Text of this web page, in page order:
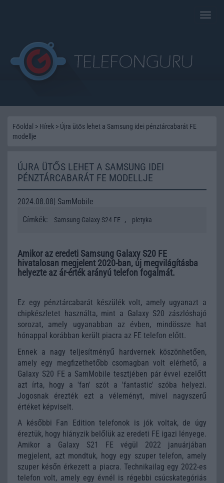
Toggle
Főoldal > Hírek > Újra ütős lehet a Samsung idei pénztárcabarát FE
modellje
ÚJRA ÜTŐS LEHET A SAMSUNG IDEI
PÉNZTÁRCABARÁT FE MODELLJE
2024.08.08| SamMobile
Címkék:
Samsung Galaxy S24 FE , pletyka
Amikor az eredeti Samsung Galaxy S20 FE
hivatalosan megjelent 2020-ban, új megvilágításba
helyezte az ár-érték arányú telefon fogalmát.
Ez egy pénztárcabarát készülék volt, amely ugyanazt a
chipkészletet használta, mint a Galaxy S20 zászlóshajó
sorozat, amely ugyanabban az évben, mindössze hat
hónappal korábban került piacra az FE telefon előtt.
Ennek a nagy teljesítményű hardvernek köszönhetően,
amely egy megfizethetőbb csomagban volt elérhető, a
Galaxy S20 FE a SamMobile tesztjében pár évvel ezelőtt
azt írta, hogy a 'fan' szót a 'fantastic' szóba helyezi.
Jogosnak érezték ezt a véleményt, mivel nagyszerű
értéket képviselt.
A későbbi Fan Edition telefonok is jók voltak, de úgy
éreztük, hogy hiányzik belőlük az eredeti FE igazi lényege.
Amikor a Galaxy S21 FE végül 2022 januárjában
megjelent, azt mondtuk, hogy egy szuper telefon, amely
szuper későn érkezett a piacra. Technikailag egy 2022-es
telefon volt, amely egy évnél is régebbi csúcskategóriás